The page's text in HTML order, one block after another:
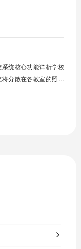
远程监控运行状态，
台统一管控，减少人
设备使用寿命，节约
统核心功能详析学校
分散在各教室的照明
策略、能耗监测、故